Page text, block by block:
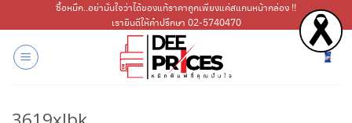
ไป
เนื้อหา
ซื้อหมึก..อย่ามั่นใจว่าได้ของแท้ราคาถูกเพียงแค่สแกนหน้ากล่อง !!
เรายินดีให้คำปรึกษา 02-5740470